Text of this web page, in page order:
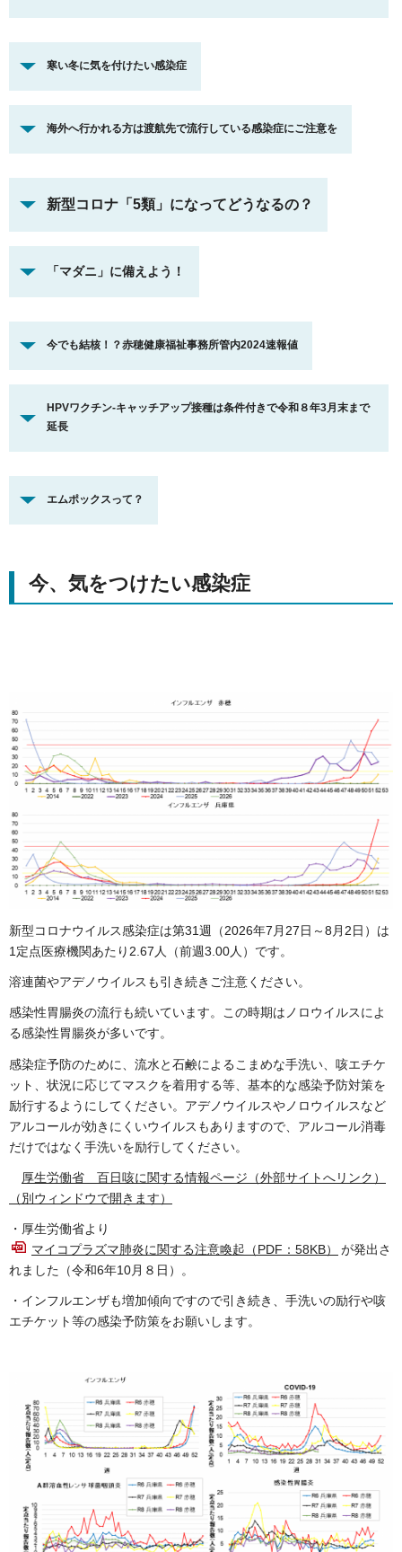
寒い冬に気を付けたい感染症
海外へ行かれる方は渡航先で流行している感染症にご注意を
新型コロナ「5類」になってどうなるの ？
「マダニ」に備えよう！
今でも結核！？赤穂健康福祉事務所管内2024速報値
HPVワクチン-キャッチアップ接種は条件付きで令和８年3月末まで
延長
エムポックスって？
今、気をつけたい感染症
新型コロナウイルス感染症は第31週（2026年7月27日～8月2日）は
1定点医療機関あたり2.67人（前週3.00人）です。
溶連菌やアデノウイルスも引き続きご注意ください。
感染性胃腸炎の流行も続いています。この時期はノロウイルスによ
る感染性胃腸炎が多いです。
感染症予防のために、流水と石鹸によるこまめな手洗い、咳エチケ
ット、状況に応じてマスクを着用する等、基本的な感染予防対策を
励行するようにしてください。アデノウイルスやノロウイルスなど
アルコールが効きにくいウイルスもありますので、アルコール消毒
だけではなく手洗いを励行してください。
厚生労働省 百日咳に関する情報ページ（外部サイトへリンク）
（別ウィンドウで開きます）
・厚生労働省より
マイコプラズマ肺炎に関する注意喚起（PDF：58KB）
が発出さ
れました（令和6年10月８日）。
・インフルエンザも増加傾向ですので引き続き、手洗いの励行や咳
エチケット等の感染予防策をお願いします。